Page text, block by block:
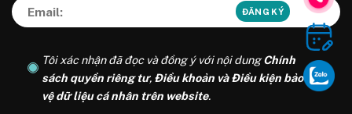
Tôi xác nhận đã đọc và đồng ý với nội dungChính
sách quyền riêng tư, Điều khoản và Điều kiện bảo
vệ dữ liệu cá nhân trên website.